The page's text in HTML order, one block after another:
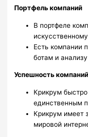
Портфель компаний
В портфеле
Есть компании
ботам и
Успешность компаний
Крикрум
единственным
Крикрум имеет
мировой